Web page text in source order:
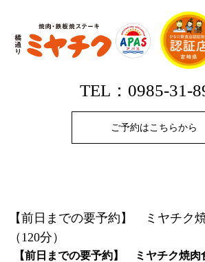
TEL：0985-31-
ご予約はこちらから
【前日までの要予約】 ミヤチク
（120分）
【前日までの要予約】 ミヤチク焼肉